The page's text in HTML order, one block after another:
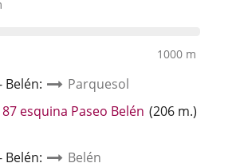
1000 m
Belén:
Parquesol
esquina Paseo Belén Enlace
(206 m.)
Belén:
Belén